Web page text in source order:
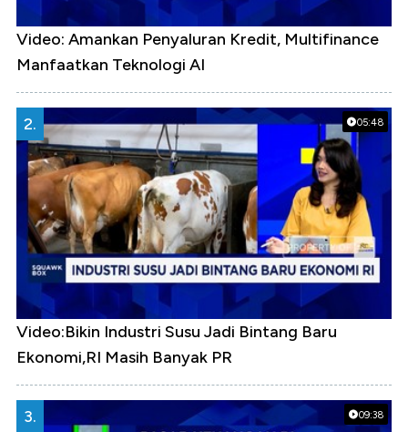
Video: Amankan Penyaluran Kredit, Multifinance
Manfaatkan Teknologi AI
05:48
2.
Video:Bikin Industri Susu Jadi Bintang Baru
Ekonomi,RI Masih Banyak PR
09:38
3.